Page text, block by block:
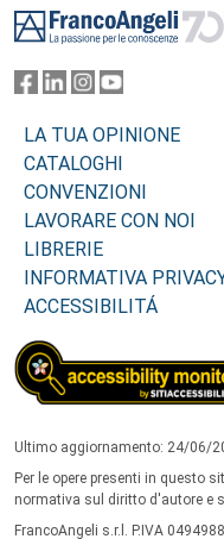
LA TUA OPINIONE
CATALOGHI
CONVENZIONI
LAVORARE CON NOI
LIBRERIE
INFORMATIVA
ACCESSIBILITÁ
Ultimo aggiornamento: 24/06/
Per le opere presenti in questo
normativa sul diritto d'autore e
FrancoAngeli s.r.l. P.IVA